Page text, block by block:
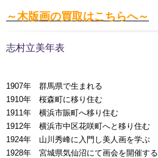
～木版画の買取はこちらへ～
志村立美年表
1907年 群馬県で生まれる
1910年 桜森町に移り住む
1911年 横浜市賑町へ移り住む
1912年 横浜市中区花咲町へと移り住む
1924年 山川秀峰に入門し美人画を学ぶ
1928年 宮城県気仙沼にて画会を開催する